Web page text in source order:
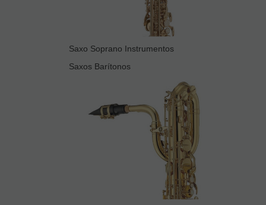
Saxo Soprano Instrumentos
Saxos Barítonos